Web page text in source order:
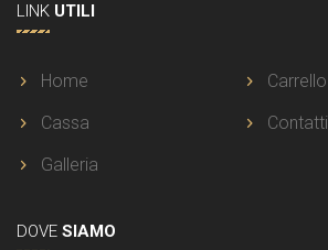
LINK UTILI
Home
Carrello
Cassa
Contatti
Galleria
DOVE SIAMO